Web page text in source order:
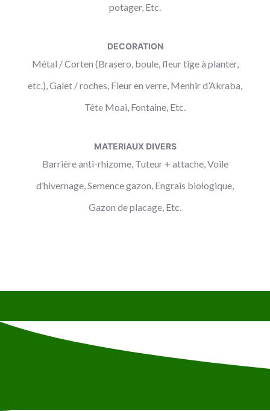
potager, Etc.
DECORATION
Métal / Corten (Brasero, boule, fleur tige à planter,
etc.), Galet / roches, Fleur en verre, Menhir d’Akraba,
Tête Moai, Fontaine, Etc.
MATERIAUX DIVERS
Barrière anti-rhizome, Tuteur + attache, Voile
d’hivernage, Semence gazon, Engrais biologique,
Gazon de placage, Etc.